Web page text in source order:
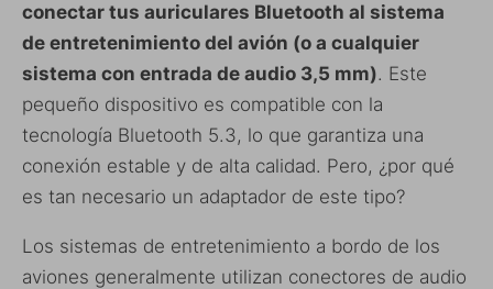
conectar tus auriculares Bluetooth al sistema
de entretenimiento del avión (o a cualquier
sistema con entrada de audio 3,5 mm). Este
pequeño dispositivo es compatible con la
tecnología Bluetooth 5.3, lo que garantiza una
conexión estable y de alta calidad. Pero, ¿por qué
es tan necesario un adaptador de este tipo?
Los sistemas de entretenimiento a bordo de los
aviones generalmente utilizan conectores de audio